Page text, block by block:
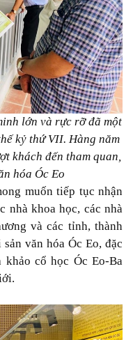
lớn và rực rỡ đã một
kỷ thứ VII. Hàng năm
khách đến tham quan,
hóa Óc Eo
muốn tiếp tục nhận
nhà khoa học, các nhà
và các tỉnh, thành
văn hóa Óc Eo, đặc
cổ học Óc Eo-Ba